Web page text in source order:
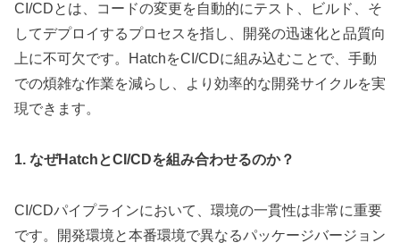
CI/CDとは、コードの変更を自動的にテスト、ビルド、そ
してデプロイするプロセスを指し、開発の迅速化と品質向
上に不可欠です。HatchをCI/CDに組み込むことで、手動
での煩雑な作業を減らし、より効率的な開発サイクルを実
現できます。
1. なぜHatchとCI/CDを組み合わせるのか？
CI/CDパイプラインにおいて、環境の一貫性は非常に重要
です。開発環境と本番環境で異なるパッケージバージョン